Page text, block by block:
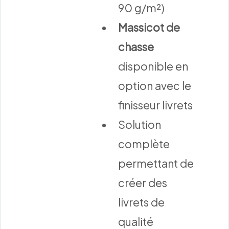
90 g/m²)
Massicot de
chasse
disponible en
option avec le
finisseur livrets
Solution
complète
permettant de
créer des
livrets de
qualité